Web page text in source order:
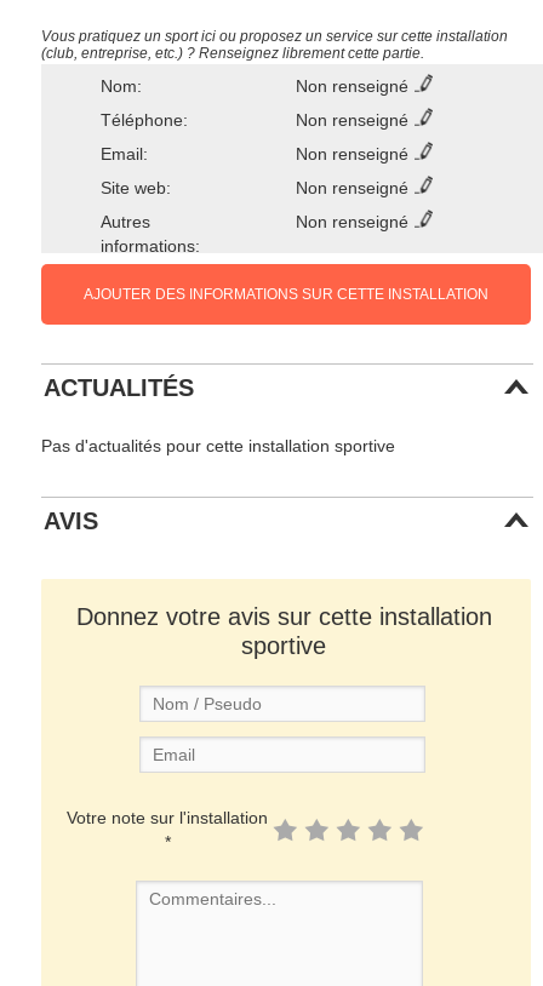
Vous pratiquez un sport ici ou proposez un service sur cette installation
(club, entreprise, etc.) ? Renseignez librement cette partie.
Nom:
Non renseigné
Téléphone:
Non renseigné
Email:
Non renseigné
Site web:
Non renseigné
Autres
informations:
Non renseigné
AJOUTER DES INFORMATIONS SUR CETTE INSTALLATION
ACTUALITÉS
Pas d'actualités pour cette installation sportive
AVIS
Donnez votre avis sur cette installation
sportive
Votre note sur l'installation
*